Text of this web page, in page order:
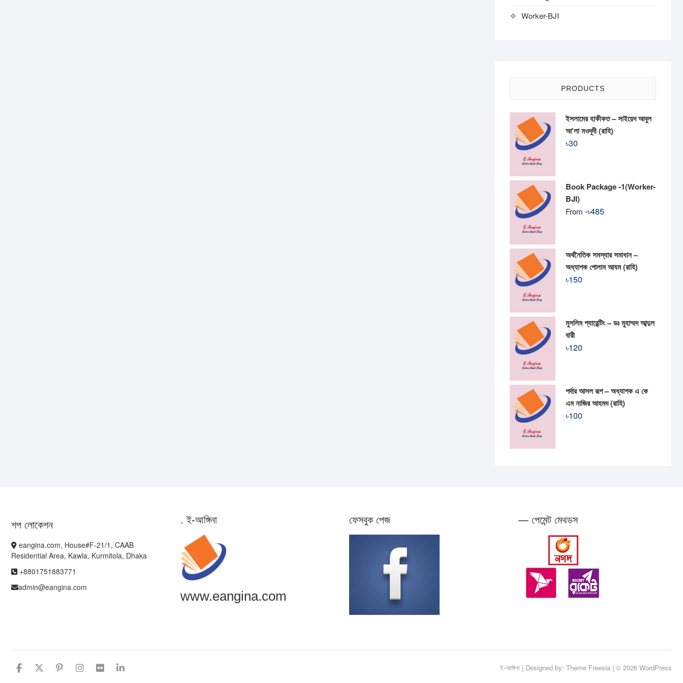
Worker-BJI
PRODUCTS
ইসলামের হাকীকত – সাইয়েদ আবুল
আ’লা মওদূদী (রাহি)
৳30
Book Package -1(Worker-
BJI)
From -৳485
অর্থনৈতিক সমস্যার সমাধান –
অধ্যাপক গোলাম আযম (রাহি)
৳150
মুসলিম প্যারেন্টিং – ডঃ মুহাম্মদ আব্দুল
বারী
৳120
পর্দার আসল রূপ – অধ্যাপক এ কে
এম নাজির আহমদ (রাহি)
৳100
শপ লোকেশন
eangina.com, House#F-21/1, CAAB
Residential Area, Kawla, Kurmitola, Dhaka
+8801751883771
admin@eangina.com
. ই-আঙ্গিনা
www.eangina.com
ফেসবুক পেজ — পেমেন্ট মেথডস
facebook
twitter
pinterest
instagram
flickrlinkedin ই-আঙ্গিনা | Designed by: Theme Freesia | © 2026 WordPress